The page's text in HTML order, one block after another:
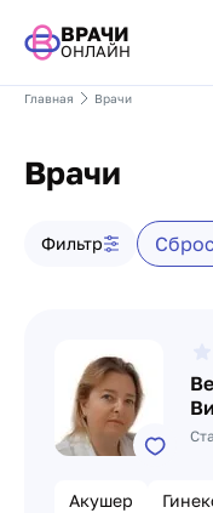
ВРАЧИ
ОНЛАЙН
Главная Врачи
Врачи
Фильтр врачей
Фильтр
Акушер